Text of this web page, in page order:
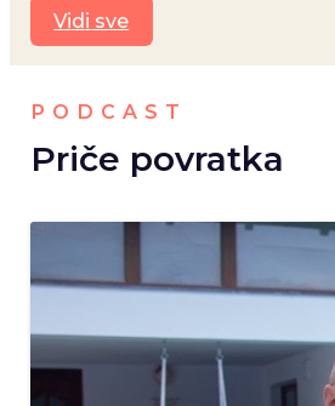
Vidi sve
PODCAST
Priče povratka